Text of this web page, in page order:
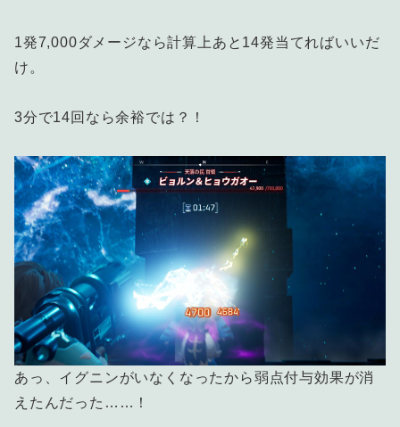
1発7,000ダメージなら計算上あと14発当てればいいだ
け。
3分で14回なら余裕では？！
あっ、イグニンがいなくなったから弱点付与効果が消
えたんだった……！